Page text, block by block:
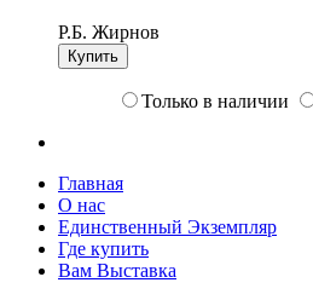
Р.Б. Жирнов
Купить
Только в наличии
Главная
О нас
Единственный Экземпляр
Где купить
Вам Выставка